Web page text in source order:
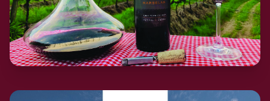
Monte Belo do Sul